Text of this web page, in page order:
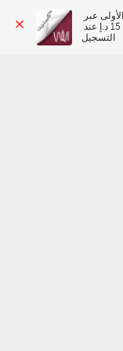
التسجيل